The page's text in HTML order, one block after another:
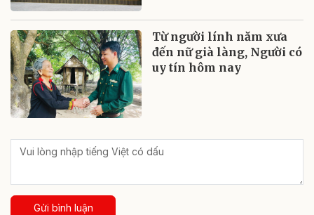
Từ người lính năm xưa
đến nữ già làng, Người có
uy tín hôm nay
Gửi bình luận